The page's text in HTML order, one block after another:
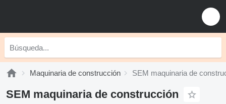
Maquinaria de construcción SEM maquinaria de
SEM maquinaria de construcción